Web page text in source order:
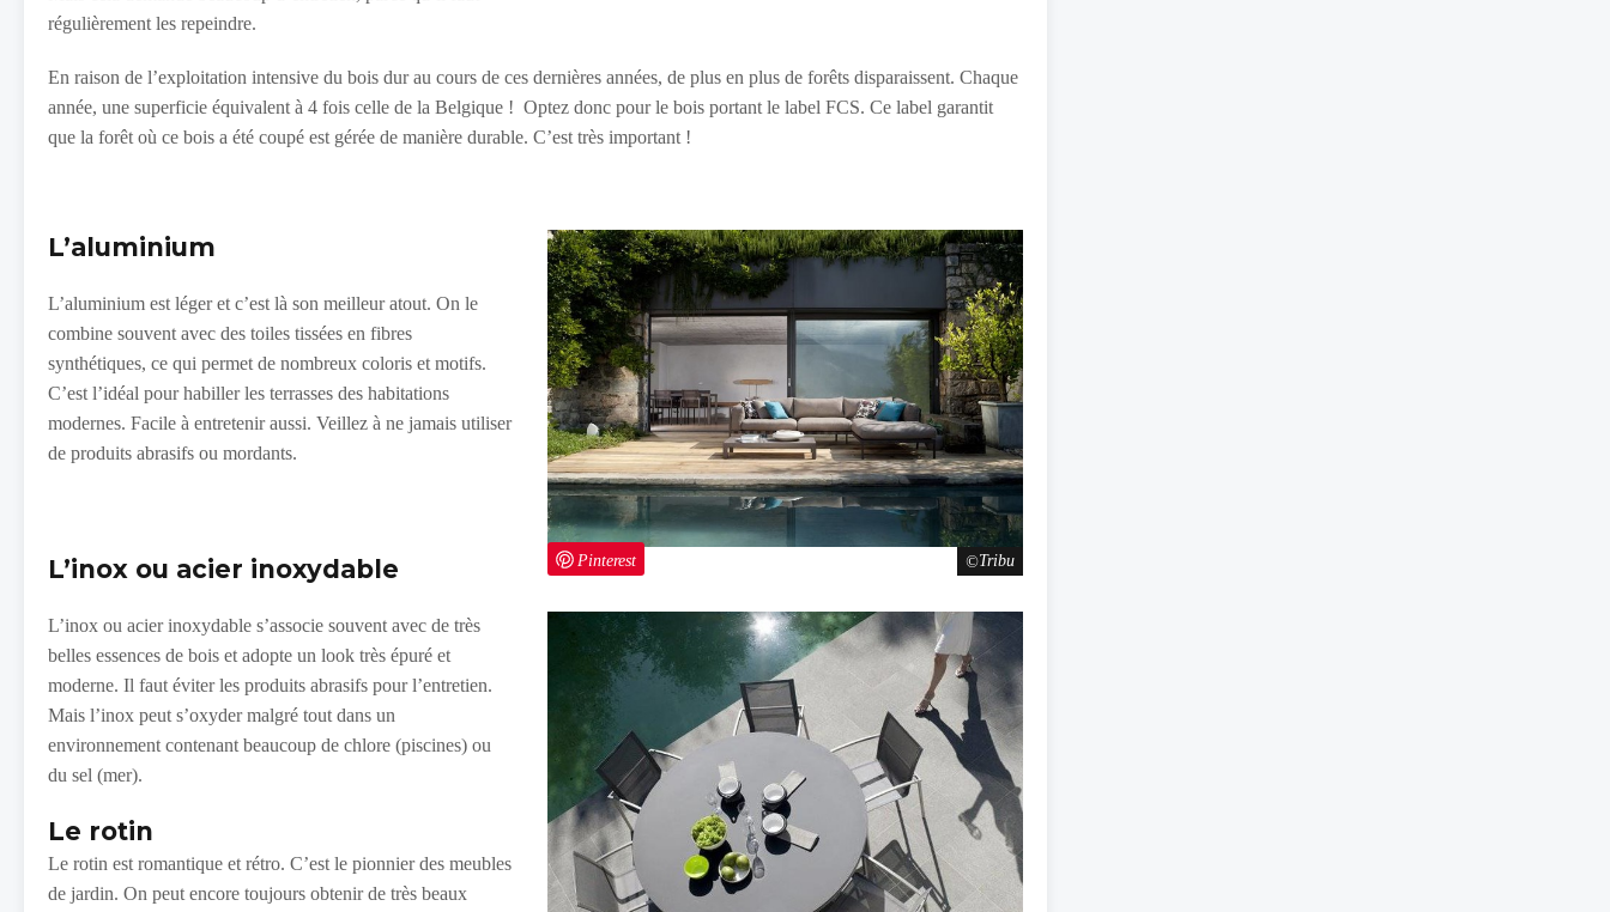
régulièrement les repeindre.
En raison de l’exploitation intensive du bois dur au cours de ces dernières années, de plus en plus de forêts disparaissent. Chaque
année, une superficie équivalent à 4 fois celle de la Belgique ! Optez donc pour le bois portant le label FCS. Ce label garantit
que la forêt où ce bois a été coupé est gérée de manière durable. C’est très important !
Tribu
Pinterest
L’aluminium
L’aluminium est léger et c’est là son meilleur atout. On le
combine souvent avec des toiles tissées en fibres
synthétiques, ce qui permet de nombreux coloris et motifs.
C’est l’idéal pour habiller les terrasses des habitations
modernes. Facile à entretenir aussi. Veillez à ne jamais utiliser
de produits abrasifs ou mordants.
L’inox ou acier inoxydable
L’inox ou acier inoxydable s’associe souvent avec de très
belles essences de bois et adopte un look très épuré et
moderne. Il faut éviter les produits abrasifs pour l’entretien.
Mais l’inox peut s’oxyder malgré tout dans un
environnement contenant beaucoup de chlore (piscines) ou
du sel (mer).
Le rotin
Le rotin est romantique et rétro. C’est le pionnier des meubles
de jardin. On peut encore toujours obtenir de très beaux